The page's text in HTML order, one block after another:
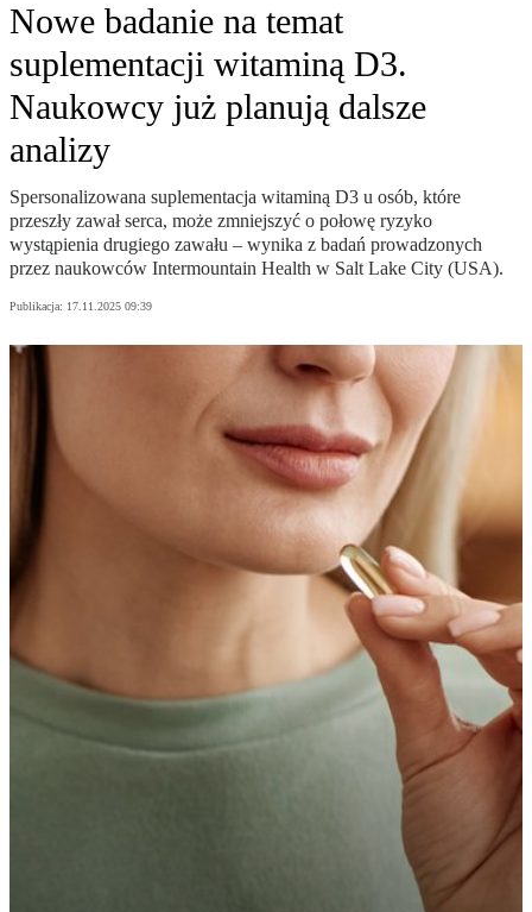
Nowe badanie na temat
suplementacji witaminą D3.
Naukowcy już planują dalsze
analizy
Spersonalizowana suplementacja witaminą D3 u osób, które
przeszły zawał serca, może zmniejszyć o połowę ryzyko
wystąpienia drugiego zawału – wynika z badań prowadzonych
przez naukowców Intermountain Health w Salt Lake City (USA).
Publikacja: 17.11.2025 09:39